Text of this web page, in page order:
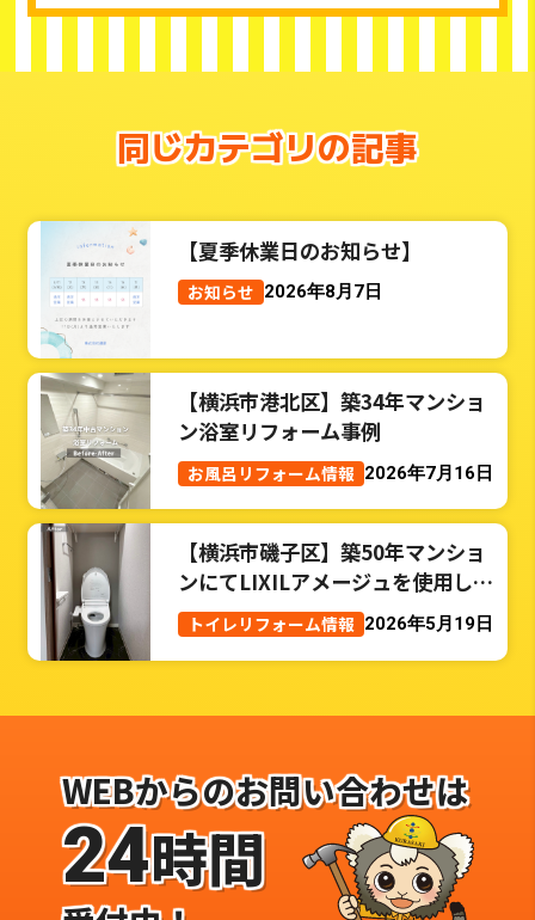
同じカテゴリの記事
【夏季休業日のお知らせ】
お知らせ 2026年8月7日
【横浜市港北区】築34年マンショ
ン浴室リフォーム事例
お風呂リフォーム情報 2026年7月16日
【横浜市磯子区】築50年マンショ
ンにてLIXILアメージュを使用した
トイレリフォーム事例
トイレリフォーム情報 2026年5月19日
WEBからのお問い合わせは
24時間